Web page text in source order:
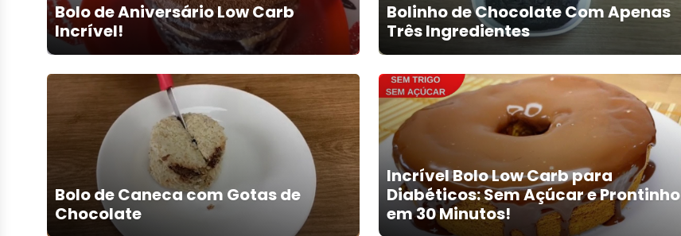
Bolo de Aniversário Low Carb
Incrível!
Bolinho de Chocolate Com Apenas
Três Ingredientes
Bolo de Caneca com Gotas de
Chocolate
Incrível Bolo Low Carb para
Diabéticos: Sem Açúcar e Prontinho
em 30 Minutos!